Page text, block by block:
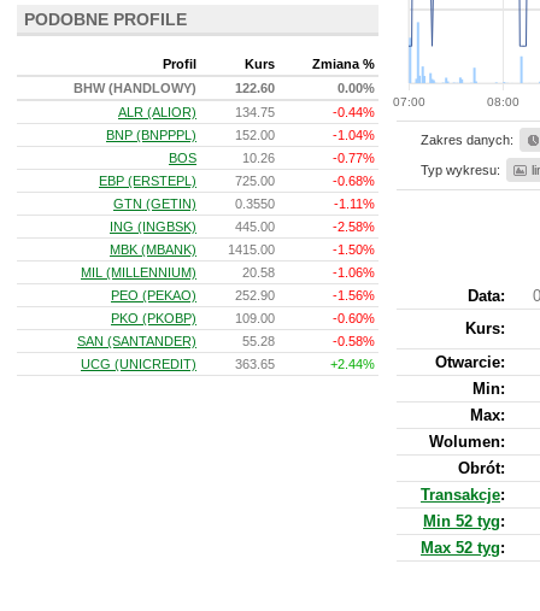
07:00 08:00
Zakres danych:
Typ wykresu:
Data:
Kurs:
Otwarcie:
Min:
Max:
Wolumen:
Obrót:
Transakcje:
Min 52 tyg:
Max 52 tyg:
PODOBNE PROFILE
Profil Kurs
Zmiana %
BHW (HANDLOWY)
122.60
0.00%
ALR (ALIOR)
134.75
-0.44%
BNP (BNPPPL)
152.00
-1.04%
BOS
10.26
-0.77%
EBP (ERSTEPL)
725.00
-0.68%
GTN (GETIN)
0.3550
-1.11%
ING (INGBSK)
445.00
-2.58%
MBK (MBANK)
1415.00
-1.50%
MIL (MILLENNIUM)
20.58
-1.06%
PEO (PEKAO)
252.90
-1.56%
PKO (PKOBP)
109.00
-0.60%
SAN (SANTANDER)
55.28
-0.58%
UCG (UNICREDIT)
363.65 +2.44%